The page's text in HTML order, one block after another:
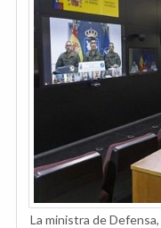
La ministra de